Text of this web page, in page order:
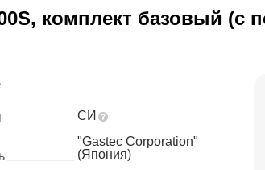
комплект базовый (с
СИ
"Gastec Corporation"
(Япония)